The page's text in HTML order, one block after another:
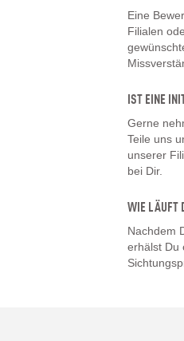
Eine
Filialen
IST EINE
Gerne
Teile uns
unserer
bei Dir.
WIE LÄUFT
Nachdem
erhälst Du